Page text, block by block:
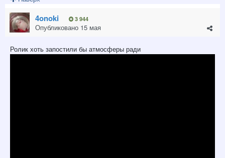
4onoki 3 944
Опубликовано 15 мая
Ролик хоть запостили бы атмосферы ради